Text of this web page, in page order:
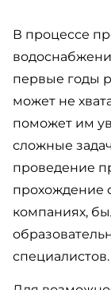
В процессе
первые годы
может не
поможет им
сложные
проведение
прохождение
компаниях,
специалистов.